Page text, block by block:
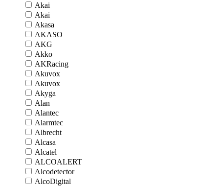
Akai
Akai
Akasa
AKASO
AKG
Akko
AKRacing
Akuvox
Akuvox
Akyga
Alan
Alantec
Alarmtec
Albrecht
Alcasa
Alcatel
ALCOALERT
Alcodetector
AlcoDigital